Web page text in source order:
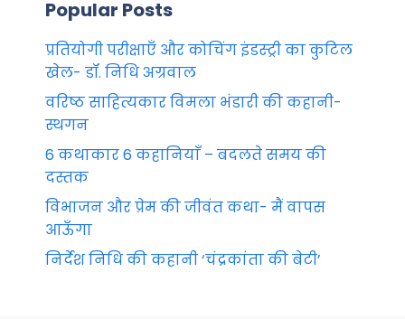
Popular Posts
प्रतियोगी परीक्षाएँ और कोचिंग इंडस्ट्री का कुटिल
खेल- डॉ. निधि अग्रवाल
वरिष्ठ साहित्यकार विमला भंडारी की कहानी-
स्थगन
6 कथाकार 6 कहानियाँ – बदलते समय की
दस्तक
विभाजन और प्रेम की जीवंत कथा- मैं वापस
आऊँगा
निर्देश निधि की कहानी ‘चंद्रकांता की बेटी’